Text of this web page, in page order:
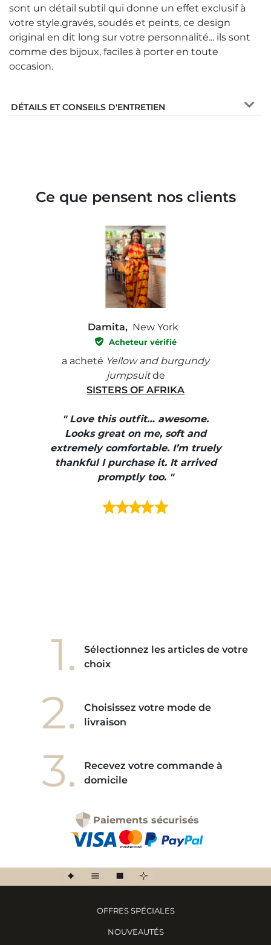
sont un détail subtil qui donne un effet exclusif à
votre style.gravés, soudés et peints, ce design
original en dit long sur votre personnalité... ils sont
comme des bijoux, faciles à porter en toute
occasion.
DÉTAILS ET CONSEILS D'ENTRETIEN
Ce que pensent nos clients
Damita, New York
Acheteur vérifié
a acheté Yellow and burgundy
jumpsuitde
SISTERS OF AFRIKA
" Love this outfit… awesome.
Looks great on me, soft and
extremely comfortable. I’m truely
thankful I purchase it. It arrived
promptly too. "
1.
Sélectionnez les articles de votre
choix
2.
Choisissez votre mode de
livraison
3.
Recevez votre commande à
domicile
Paiements sécurisés
OFFRES SPÉCIALES
NOUVEAUTÉS